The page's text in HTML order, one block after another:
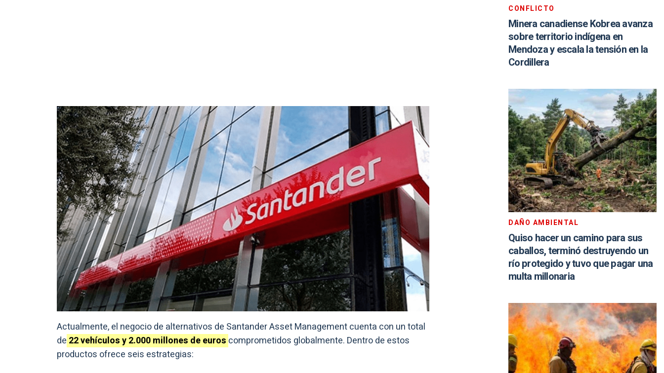
Actualmente, el negocio de alternativos de Santander Asset Management cuenta con un total
de 22 vehículos y 2.000 millones de euros comprometidos globalmente. Dentro de estos
productos ofrece seis estrategias:
CONFLICTO
Minera canadiense Kobrea avanza
sobre territorio indígena en
Mendoza y escala la tensión en la
Cordillera
DAÑO AMBIENTAL
Quiso hacer un camino para sus
caballos, terminó destruyendo un
río protegido y tuvo que pagar una
multa millonaria